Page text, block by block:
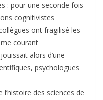
: pour une seconde fois
cognitivistes
ont fragilisé les
courant
alors d’une
psychologues
des sciences de